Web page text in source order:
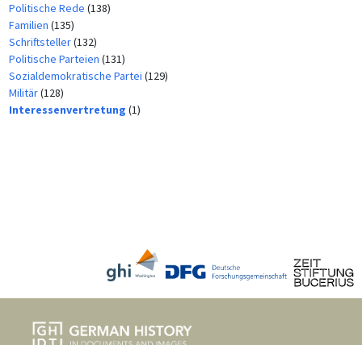
Politische Rede (138)
Familien (135)
Schriftsteller(132)
Politische Parteien (131)
Sozialdemokratische Partei (129)
Militär(128)
Interessenvertretung (1)